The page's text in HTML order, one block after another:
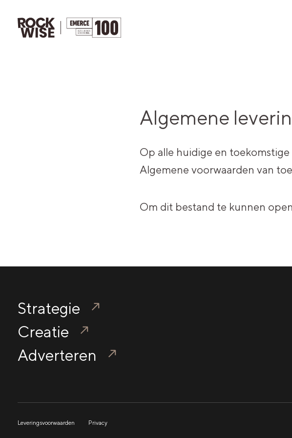
Algemene
Op alle huidige en
Algemene voorwaarden van
Om dit bestand te kunnen
Strategie
Creatie
Adverteren
Leveringsvoorwaarden Privacy